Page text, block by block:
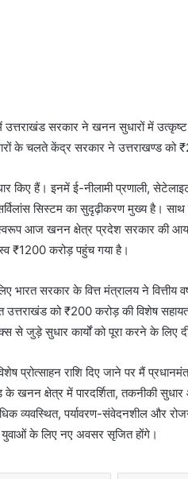
उत्तराखंड सरकार ने खनन सुधारों में
के चलते केंद्र सरकार ने उत्तराखण्ड को
किए हैं। इनमें ई-नीलामी प्रणाली,
सिस्टम का सुदृढ़ीकरण मुख्य है। साथ
आज खनन क्षेत्र प्रदेश सरकार की
₹1200 करोड़ पहुंच गया है।
भारत सरकार के वित्त मंत्रालय ने वित्तीय
उत्तराखंड को ₹200 करोड़ की विशेष
से जुड़े सुधार कार्यों को पूरा करने के लिए
प्रोत्साहन राशि दिए जाने पर मैं
खनन क्षेत्र में पारदर्शिता, तकनीकी
व्यवस्थित, पर्यावरण-संवेदनशील और
युवाओं के लिए नए अवसर सृजित होंगे।